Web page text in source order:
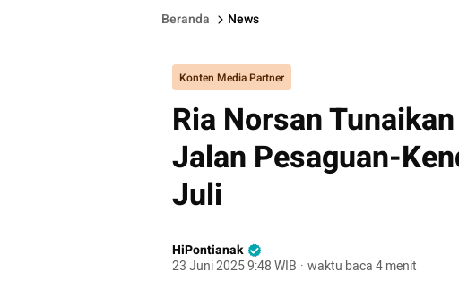
Beranda News
Konten Media Partner
Ria Norsan
Jalan Pesaguan-
Juli
HiPontianak
23 Juni 2025 9:48 WIB · waktu baca 4 menit